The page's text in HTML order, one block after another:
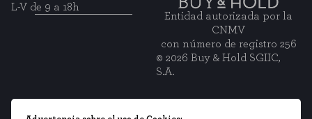
L-V de 9 a 18h
Entidad autorizada por la
CNMV
con número de registro 256
© 2026 Buy & Hold SGIIC,
S.A.